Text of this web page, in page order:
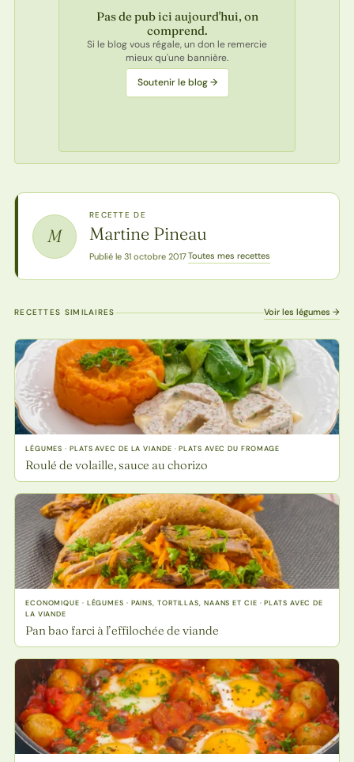
Pas de pub ici aujourd'hui, on
comprend.
Si le blog vous régale, un don le remercie
mieux qu'une bannière.
Soutenir le blog →
M
RECETTE DE
Martine Pineau
Publié le 31 octobre 2017·Toutes mes recettes
RECETTES SIMILAIRES Voir les légumes →
LÉGUMES · PLATS AVEC DE LA VIANDE · PLATS AVEC DU FROMAGE
Roulé de volaille, sauce au chorizo
ECONOMIQUE · LÉGUMES · PAINS, TORTILLAS, NAANS ET CIE · PLATS AVEC DE
LA VIANDE
Pan bao farci à l’effilochée de viande